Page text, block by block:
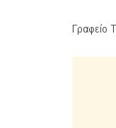
Γραφείο